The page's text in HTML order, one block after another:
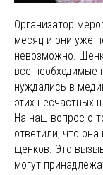
Организатор
месяц и они уже
невозможно.
все необходимые
нуждались в
этих несчастных
На наш вопрос о
ответили, что
щенков. Это
могут